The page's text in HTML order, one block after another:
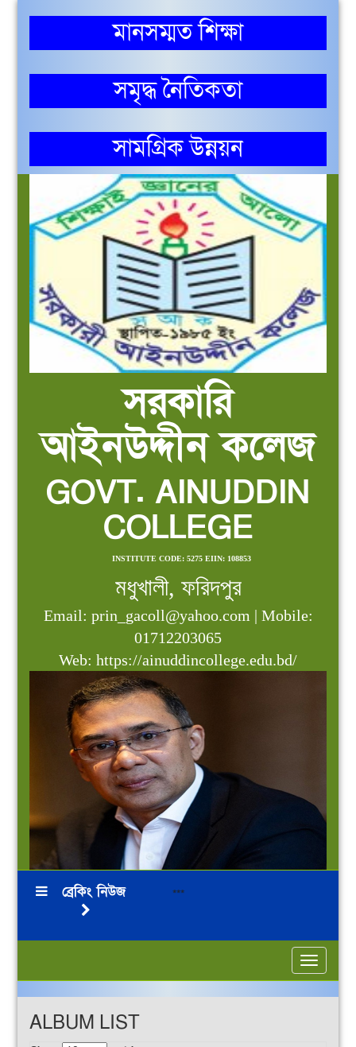
মানসম্মত শিক্ষা
সমৃদ্ধ নৈতিকতা
সামগ্রিক উন্নয়ন
সরকারি
আইনউদ্দীন কলেজ
GOVT. AINUDDIN
COLLEGE
INSTITUTE CODE: 5275 EIIN: 108853
মধুখালী, ফরিদপুর
Email: prin_gacoll@yahoo.com | Mobile:
01712203065
Web: https://ainuddincollege.edu.bd/
ব্রেকিং নিউজ
Toggle
ALBUM LIST